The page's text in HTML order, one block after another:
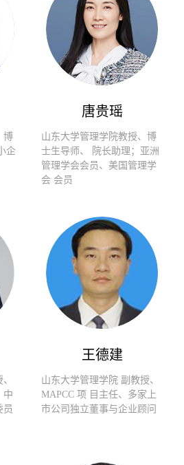
博
企
唐贵瑶
山东大学管理学院教授、博
士生导师、 院长助理；亚洲
管理学会会员、美国管理学
会 会员
中
员
王德建
山东大学管理学院 副教授、
MAPCC 项 目主任、多家上
市公司独立董事与企业顾问